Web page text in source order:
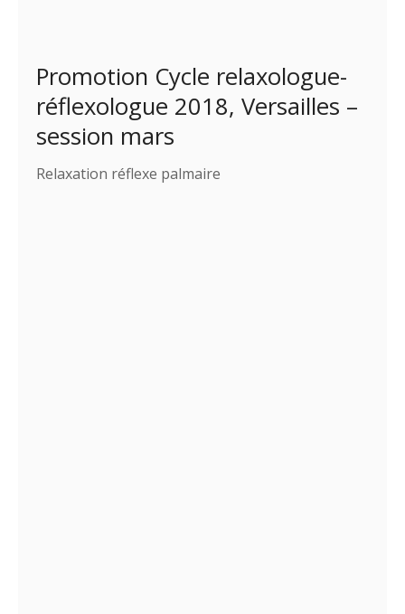
Promotion Cycle relaxologue-
réflexologue 2018, Versailles –
session mars
Relaxation réflexe palmaire